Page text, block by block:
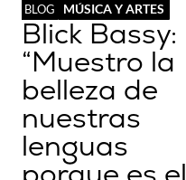
BLOG MÚSICA Y ARTES
Blick Bassy:
“Muestro la
belleza de
nuestras
lenguas